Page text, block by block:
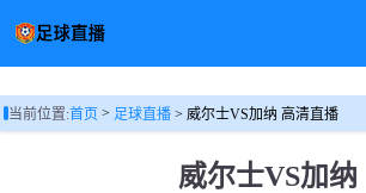
首页
当前位置:首页> 足球直播> 威尔士VS加纳 高清直播
威尔士VS加纳